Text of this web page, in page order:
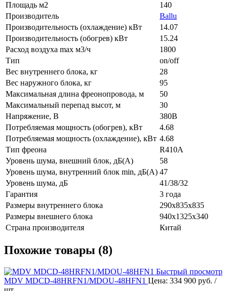
Площадь м2
140
Производитель
Ballu
Производительность (охлаждение) кВт
14.07
Производительность (обогрев) кВт
15.24
Расход воздуха max м3/ч
1800
Тип
on/off
Вес внутреннего блока, кг
28
Вес наружного блока, кг
95
Максимальная длина фреонопровода, м
50
Максимальный перепад высот, м
30
Напряжение, В
380В
Потребляемая мощность (обогрев), кВт
4.68
Потребляемая мощность (охлаждение), кВт 4.68
Тип фреона
R410A
Уровень шума, внешний блок, дБ(А)
58
Уровень шума, внутренний блок min, дБ(А) 47
Уровень шума, дБ
41/38/32
Гарантия
3 года
Размеры внутреннего блока
290x835x835
Размеры внешнего блока
940x1325x340
Страна производителя
Китай
Похожие товары (8)
Быстрый просмотр
MDV MDCD-48HRFN1/MDOU-48HFN1 Цена: 334 900 руб. /